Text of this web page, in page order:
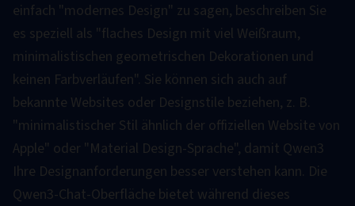
einfach "modernes Design" zu sagen, beschreiben Sie
es speziell als "flaches Design mit viel Weißraum,
minimalistischen geometrischen Dekorationen und
keinen Farbverläufen". Sie können sich auch auf
bekannte Websites oder Designstile beziehen, z. B.
"minimalistischer Stil ähnlich der offiziellen Website von
Apple" oder "Material Design-Sprache", damit Qwen3
Ihre Designanforderungen besser verstehen kann. Die
Qwen3-Chat-Oberfläche bietet während dieses